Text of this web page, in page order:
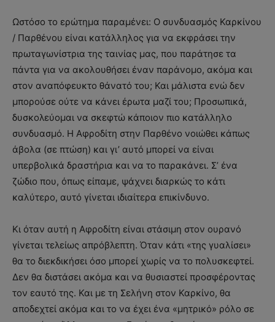
Ωστόσο το ερώτημα παραμένει: Ο συνδυασμός Καρκίνου
/ Παρθένου είναι κατάλληλος για να εκφράσει την
πρωταγωνίστρια της ταινίας μας, που παράτησε τα
πάντα για να ακολουθήσει έναν παράνομο, ακόμα και
στον αναπόφευκτο θάνατό του; Και μάλιστα ενώ δεν
μπορούσε ούτε να κάνει έρωτα μαζί του; Προσωπικά,
δυσκολεύομαι να σκεφτώ κάποιον πιο κατάλληλο
συνδυασμό. Η Αφροδίτη στην Παρθένο νοιώθει κάπως
άβολα (σε πτώση) και γι’ αυτό μπορεί να είναι
υπερβολικά δραστήρια και να το παρακάνει. Σ’ ένα
ζώδιο που, όπως είπαμε, ψάχνει διαρκώς το κάτι
καλύτερο, αυτό γίνεται ιδιαίτερα επικίνδυνο.
Κι όταν αυτή η Αφροδίτη είναι στάσιμη στον ουρανό
γίνεται τελείως απρόβλεπτη. Όταν κάτι «της γυαλίσει»
θα το διεκδικήσει όσο μπορεί χωρίς να το πολυσκεφτεί.
Δεν θα διστάσει ακόμα και να θυσιαστεί προσφέροντας
τον εαυτό της. Και με τη Σελήνη στον Καρκίνο, θα
αποδεχτεί ακόμα και το να έχει ένα «μητρικό» ρόλο σε